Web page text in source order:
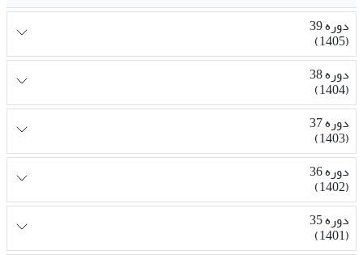
دوره 39
(1405)
دوره 38
(1404)
دوره 37
(1403)
دوره 36
(1402)
دوره 35
(1401)